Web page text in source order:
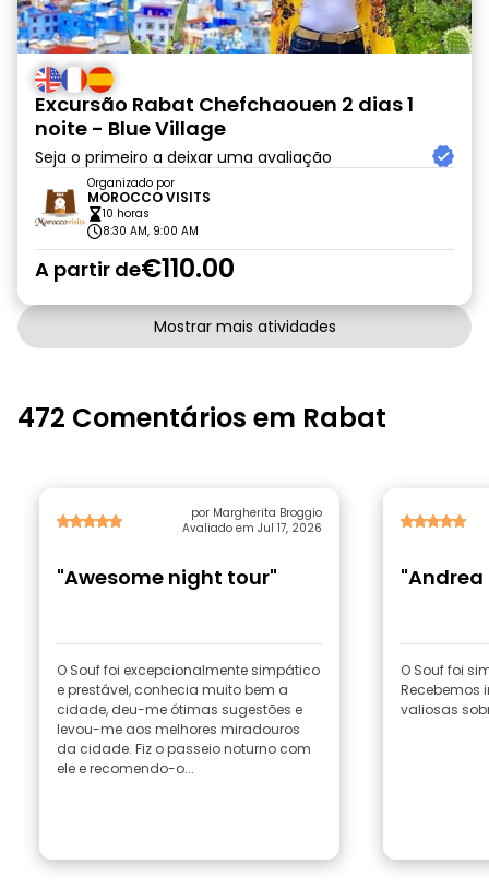
Excursão Rabat Chefchaouen 2 dias 1
noite - Blue Village
Seja o primeiro a deixar uma avaliação
Organizado por
MOROCCO VISITS
10 horas
8:30 AM, 9:00 AM
A partir de€110.00
Mostrar mais atividades
472 Comentários em Rabat
por Margherita Broggio
Avaliado em Jul 17, 2026
"Awesome night tour"
O Souf foi excepcionalmente simpático
e prestável, conhecia muito bem a
cidade, deu-me ótimas sugestões e
levou-me aos melhores miradouros
da cidade. Fiz o passeio noturno com
ele e recomendo-o...
"Andrea
O Souf foi
Recebemos
valiosas